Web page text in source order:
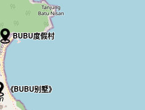
BUBU度假村
《BUBU别墅》